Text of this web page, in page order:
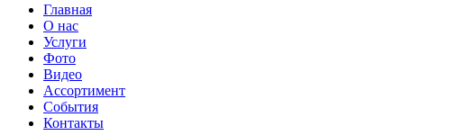
Главная
О нас
Услуги
Фото
Видео
Ассортимент
События
Контакты